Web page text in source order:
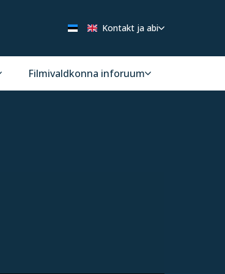
Kontakt ja abi
Filmivaldkonna inforuum